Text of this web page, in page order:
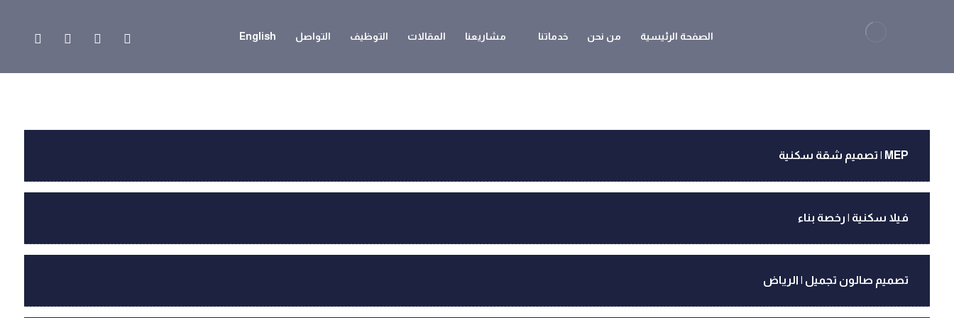
الصفحة الرئيسية من نحن خدماتنا مشاريعنا المقالات التوظيف التواصل English
MEP | تصميم شقة سكنية
فيلا سكنية | رخصة بناء
تصميم صالون تجميل | الرياض